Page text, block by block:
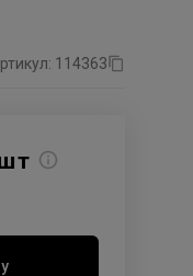
114363